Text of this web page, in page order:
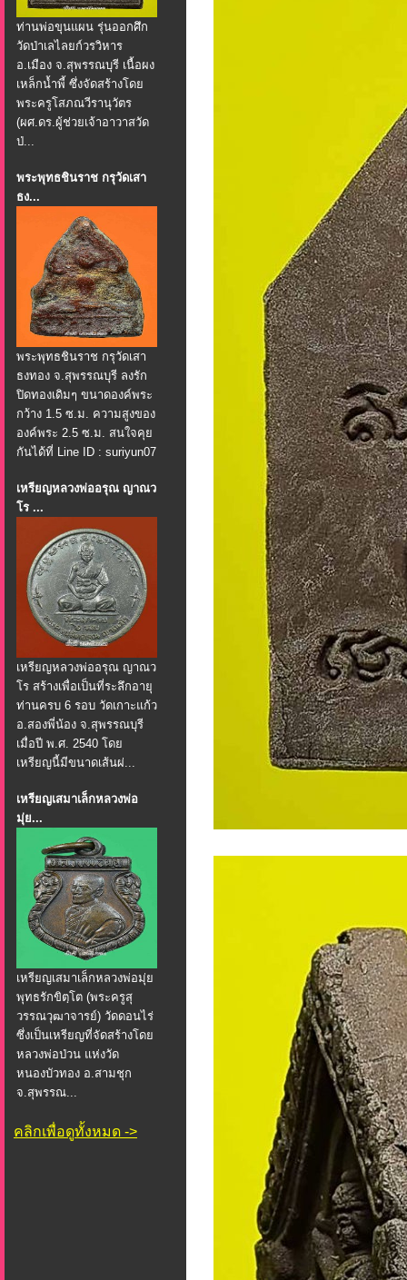
ท่านพ่อขุนแผน รุ่นออกศึก
วัดป่าเลไลยก์วรวิหาร
อ.เมือง จ.สุพรรณบุรี เนื้อผง
เหล็กน้ำพี้ ซึ่งจัดสร้างโดย
พระครูโสภณวีรานุวัตร
(ผศ.ดร.ผู้ช่วยเจ้าอาวาสวัด
ป่...
พระพุทธชินราช กรุวัดเสา
ธง...
พระพุทธชินราช กรุวัดเสา
ธงทอง จ.สุพรรณบุรี ลงรัก
ปิดทองเดิมๆ ขนาดองค์พระ
กว้าง 1.5 ซ.ม. ความสูงของ
องค์พระ 2.5 ซ.ม. สนใจคุย
กันได้ที่ Line ID : suriyun07
เหรียญหลวงพ่ออรุณ ญาณว
โร ...
เหรียญหลวงพ่ออรุณ ญาณว
โร สร้างเพื่อเป็นที่ระลึกอายุ
ท่านครบ 6 รอบ วัดเกาะแก้ว
อ.สองพี่น้อง จ.สุพรรณบุรี
เมื่อปี พ.ศ. 2540 โดย
เหรียญนี้มีขนาดเส้นผ่...
เหรียญเสมาเล็กหลวงพ่อ
มุ่ย...
เหรียญเสมาเล็กหลวงพ่อมุ่ย
พุทธรักขิตฺโต (พระครูสุ
วรรณวุฒาจารย์) วัดดอนไร่
ซึ่งเป็นเหรียญที่จัดสร้างโดย
หลวงพ่อป่วน แห่งวัด
หนองบัวทอง อ.สามชุก
จ.สุพรรณ...
คลิกเพื่อดูทั้งหมด ->